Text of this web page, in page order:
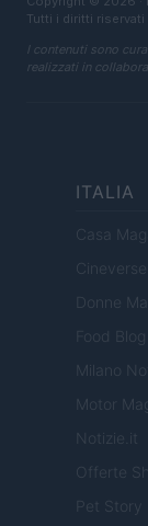
Tutti i diritti riservati
I contenuti sono
realizzati in
ITALIA
Casa
Donne
Food Blog
Milano
Motor
Notizie.it
Offerte
Pet Story